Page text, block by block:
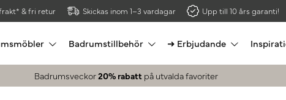
& fri retur Skickas inom 1–3 vardagar Upp till 10 års garanti!
Badrumstillbehör ➜ Erbjudande
Badrumsveckor20% rabatt på utvalda favoriter